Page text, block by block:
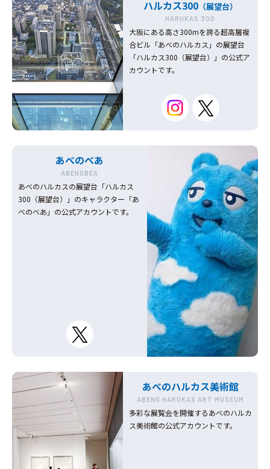
ハルカス300（展望台）
HARUKAS 300
大阪にある高さ300mを誇る超高層複
合ビル「あべのハルカス」の展望台
「ハルカス300（展望台）」の公式ア
カウントです。
あべのべあ
ABENOBEA
あべのハルカスの展望台「ハルカス
300（展望台）」のキャラクター「あ
べのべあ」の公式アカウントです。
あべのハルカス美術館
ABENO HARUKAS ART MUSEUM
多彩な展覧会を開催するあべのハルカ
ス美術館の公式アカウントです。